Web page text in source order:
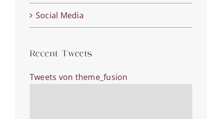
Social Media
Recent Tweets
Tweets von theme_fusion